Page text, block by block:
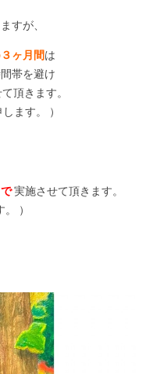
すが、
３ヶ月間 は
帯を避け
頂きます。
します。 ）
実施させて頂きます。
）